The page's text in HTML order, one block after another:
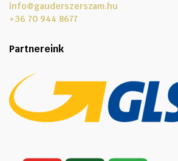
info@gauderszerszam.hu
+36 70 944 8677
Partnereink